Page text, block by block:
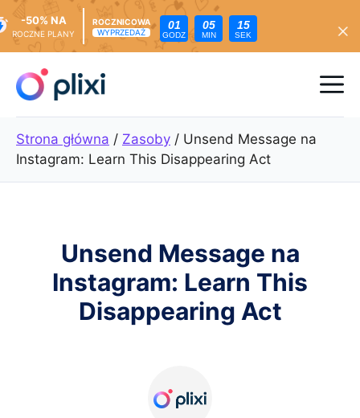
treści
-50% NA
ROCZNE PLANY
ROCZNICOWA
WYPRZEDAŻ
01
GODZ
05
MIN
13
SEK
Strona główna / Zasoby / Unsend Message na
Instagram: Learn This Disappearing Act
Unsend Message na
Instagram: Learn This
Disappearing Act